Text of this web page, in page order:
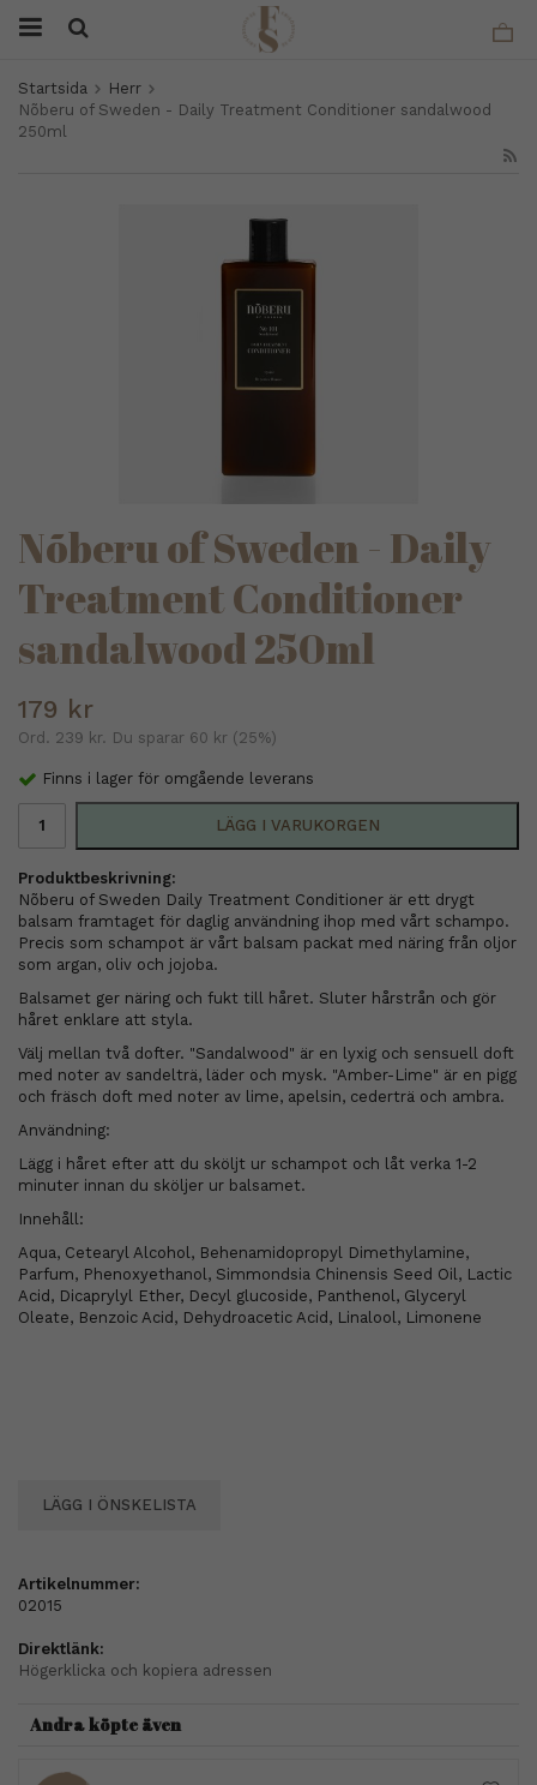
Startsida
Herr
Nõberu of Sweden - Daily Treatment Conditioner sandalwood
250ml
Nõberu of Sweden - Daily
Treatment Conditioner
sandalwood 250ml
179 kr
Ord. 239 kr. Du sparar 60 kr (25%)
Finns i lager för omgående leverans
LÄGG I VARUKORGEN
Produktbeskrivning:
Nõberu of Sweden Daily Treatment Conditioner är ett drygt
balsam framtaget för daglig användning ihop med vårt schampo.
Precis som schampot är vårt balsam packat med näring från oljor
som argan, oliv och jojoba.
Balsamet ger näring och fukt till håret. Sluter hårstrån och gör
håret enklare att styla.
Välj mellan två dofter. "Sandalwood" är en lyxig och sensuell doft
med noter av sandelträ, läder och mysk. "Amber-Lime" är en pigg
och fräsch doft med noter av lime, apelsin, cederträ och ambra.
Användning:
Lägg i håret efter att du sköljt ur schampot och låt verka 1-2
minuter innan du sköljer ur balsamet.
Innehåll:
Aqua, Cetearyl Alcohol, Behenamidopropyl Dimethylamine,
Parfum, Phenoxyethanol, Simmondsia Chinensis Seed Oil, Lactic
Acid, Dicaprylyl Ether, Decyl glucoside, Panthenol, Glyceryl
Oleate, Benzoic Acid, Dehydroacetic Acid, Linalool, Limonene
LÄGG I ÖNSKELISTA
Artikelnummer:
02015
Direktlänk:
Högerklicka och kopiera adressen
Andra köpte även